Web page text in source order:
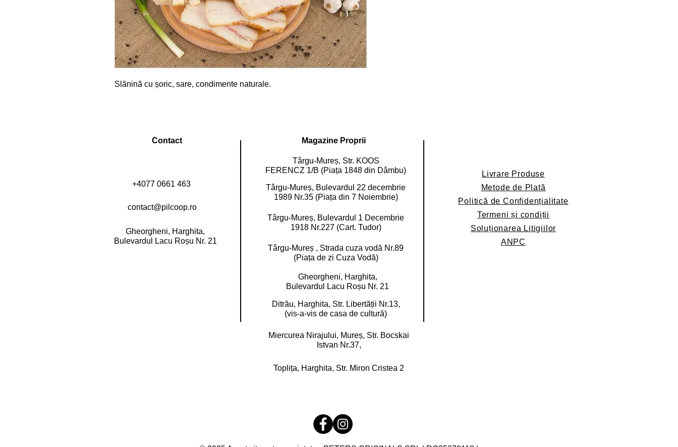
Slănină cu șoric, sare, condimente naturale.
Contact
+4077 0661 463
contact@pilcoop.ro
Gheorgheni, Harghita,
Bulevardul Lacu Roșu Nr. 21
Magazine Proprii
Târgu-Mureș, Str. KOOS
FERENCZ 1/B (Piața 1848 din Dâmbu)
Târgu-Mureș, Bulevardul 22 decembrie
1989 Nr.35 (Piața din 7 Noiembrie)
Târgu-Mureș, Bulevardul 1 Decembrie
1918 Nr.227 (Cart. Tudor)
Târgu-Mureș , Strada cuza vodă Nr.89
(Piața de zi Cuza Vodă)
Gheorgheni, Harghita,
Bulevardul Lacu Roșu Nr. 21
Ditrău, Harghita, Str. Libertății Nr.13,
(vis-a-vis de casa de cultură)
Livrare Produse
Metode de Plată
Politică de Confidențialitate
Termeni și condiții
Soluționarea Litigiilor
ANPC
Miercurea Nirajului, Mureș, Str. Bocskai
Istvan Nr.37,
Toplița, Harghita, Str. Miron Cristea 2